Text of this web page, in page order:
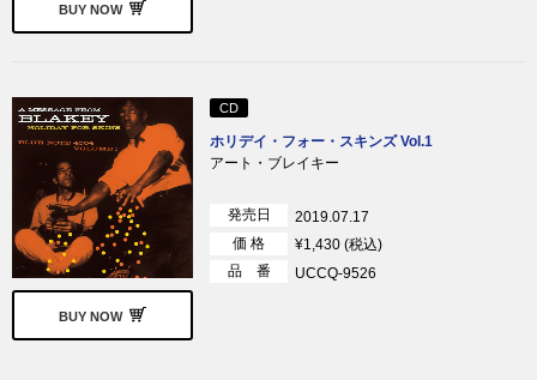
BUY NOW
BUY NOW
CD
ホリデイ・フォー・スキンズ Vol.1
アート・ブレイキー
発売日
2019.07.17
価 格
¥1,430 (税込)
品 番
UCCQ-9526